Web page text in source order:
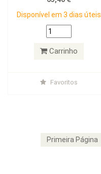
Disponível em 3 dias úteis
Carrinho
Favoritos
Primeira Página